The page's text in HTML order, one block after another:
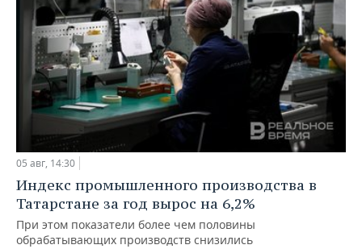
05 авг, 14:30
Индекс промышленного производства в
Татарстане за год вырос на 6,2%
При этом показатели более чем половины
обрабатывающих производств снизились